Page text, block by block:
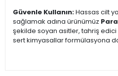
Güvenle Kullanın:Hassas cilt
sağlamak adına ürünümüz
şekilde soyan asitler, tahriş
sert kimyasallar formülasyona